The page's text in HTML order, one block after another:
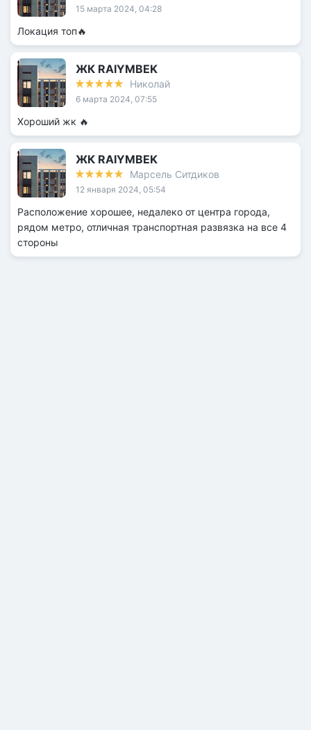
15 марта 2024, 04:28
Локация топ🔥
ЖК RAIYMBEK
Николай
6 марта 2024, 07:55
Хороший жк 🔥
ЖК RAIYMBEK
Марсель Ситдиков
12 января 2024, 05:54
Расположение хорошее, недалеко от центра города,
рядом метро, отличная транспортная развязка на все 4
стороны